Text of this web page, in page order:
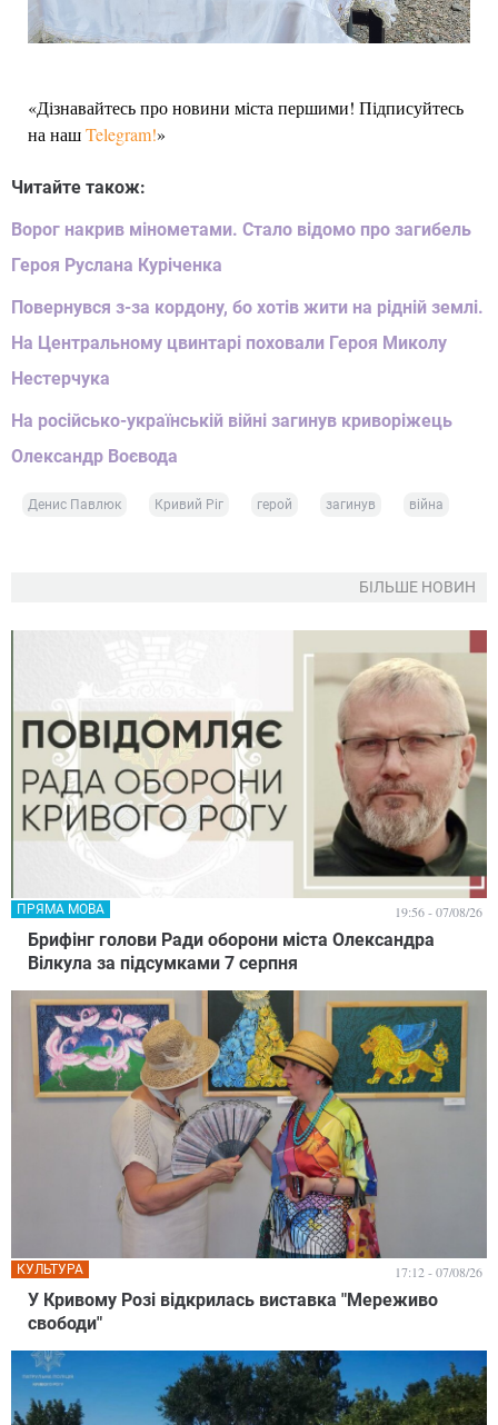
«Дізнавайтесь про новини міста першими! Підписуйтесь
на нашTelegram!»
Читайте також:
Ворог накрив мінометами. Стало відомо про загибель
Героя Руслана Куріченка
Повернувся з-за кордону, бо хотів жити на рідній землі.
На Центральному цвинтарі поховали Героя Миколу
Нестерчука
На російсько-українській війні загинув криворіжець
Олександр Воєвода
Денис Павлюк Кривий Ріг герой загинув війна
БІЛЬШЕ НОВИН
Брифінг голови Ради оборони міста Олександра
Вілкула за підсумками 7 серпня
ПРЯМА МОВА 19:56 - 07/08/26
У Кривому Розі відкрилась виставка "Мереживо
свободи"
КУЛЬТУРА 17:12 - 07/08/26